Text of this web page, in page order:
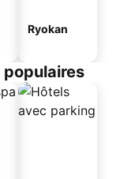
Ryokan
populaires